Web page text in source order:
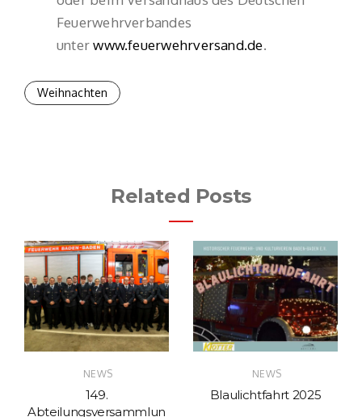
Feuerwehrverbandes
unterwww.feuerwehrversand.de.
Weihnachten
Related Posts
NEWS
149.
Abteilungsversammlun
NEWS
Blaulichtfahrt 2025